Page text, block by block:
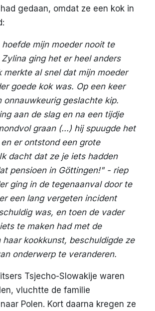
gedaan, omdat ze een kok in
mijn moeder nooit te
ging het er heel anders
merkte al snel dat mijn moeder
goede kok was. Op een keer
onnauwkeurig geslachte kip.
aan de slag en na een tijdje
graan (...) hij spuugde het
er ontstond een grote
dacht dat ze je iets hadden
pensioen in Göttingen!" - riep
ging in de tegenaanval door te
een lang vergeten incident
was, en toen de vader
te maken had met de
kookkunst, beschuldigde ze
onderwerp te veranderen.
Tsjecho-Slowakije waren
vluchtte de familie
Polen. Kort daarna kregen ze